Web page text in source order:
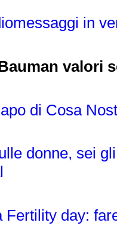
in
valori
di Cosa
donne, sei
Fertility day: